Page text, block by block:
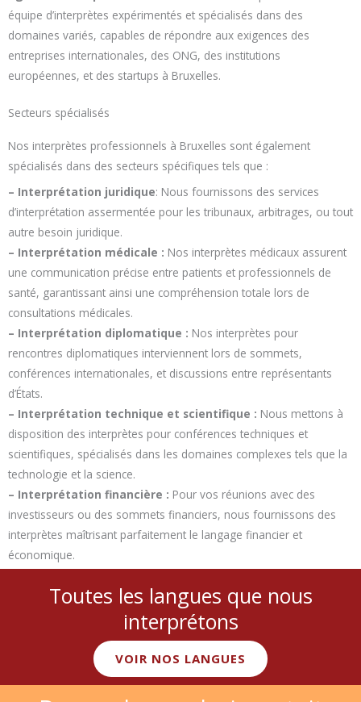
équipe d’interprètes expérimentés et spécialisés dans des
domaines variés, capables de répondre aux exigences des
entreprises internationales, des ONG, des institutions
européennes, et des startups à Bruxelles.
Secteurs spécialisés
Nos interprètes professionnels à Bruxelles sont également
spécialisés dans des secteurs spécifiques tels que :
– Interprétation juridique: Nous fournissons des services
d’interprétation assermentée pour les tribunaux, arbitrages, ou tout
autre besoin juridique.
– Interprétation médicale : Nos interprètes médicaux assurent
une communication précise entre patients et professionnels de
santé, garantissant ainsi une compréhension totale lors de
consultations médicales.
– Interprétation diplomatique : Nos interprètes pour
rencontres diplomatiques interviennent lors de sommets,
conférences internationales, et discussions entre représentants
d’États.
– Interprétation technique et scientifique : Nous mettons à
disposition des interprètes pour conférences techniques et
scientifiques, spécialisés dans les domaines complexes tels que la
technologie et la science.
– Interprétation financière : Pour vos réunions avec des
investisseurs ou des sommets financiers, nous fournissons des
interprètes maîtrisant parfaitement le langage financier et
économique.
Toutes les langues que nous
interprétons
VOIR NOS LANGUES